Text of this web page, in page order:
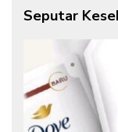
Seputar